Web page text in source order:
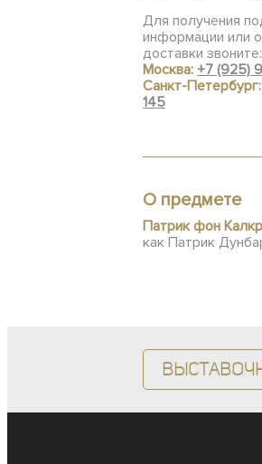
Для получения
информации или
доставки звоните:
Москва: +7 (925)
Санкт-Петербург:
145
О предмете
Патрик фон
как Патрик